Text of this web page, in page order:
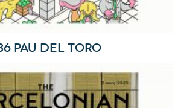
Pau del Toro